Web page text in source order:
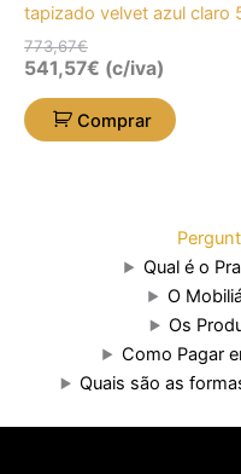
tapizado velvet azul claro
773,67€
541,57€ (c/iva)
Comprar
Qual é o
O
Os
Como Pagar
Quais são as